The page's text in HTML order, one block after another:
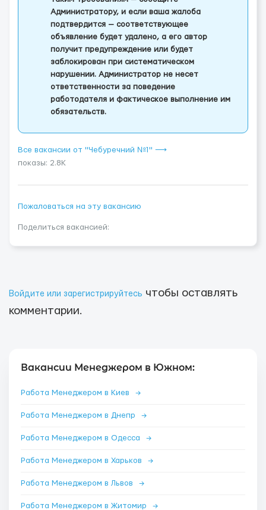
Администратору, и если ваша жалоба
подтвердится — соответствующее
объявление будет удалено, а его автор
получит предупреждение или будет
заблокирован при систематическом
нарушении. Администратор не несет
ответственности за поведение
работодателя и фактическое выполнение им
обязательств.
Все вакансии от "Чебуречний №1" ⟶
показы: 2.8K
Пожаловаться на эту вакансию
Поделиться вакансией:
Войдите или зарегистрируйтесь чтобы оставлять
комментарии.
Вакансии Менеджером в Южном:
Работа Менеджером в Киев →
Работа Менеджером в Днепр →
Работа Менеджером в Одесса →
Работа Менеджером в Харьков →
Работа Менеджером в Львов →
Работа Менеджером в Житомир →